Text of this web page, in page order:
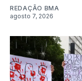
REDAÇÃO BMA
agosto 7, 2026